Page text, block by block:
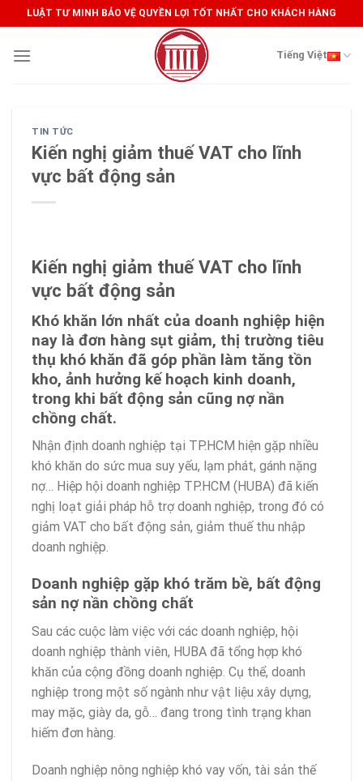
to
content
LUẬT TƯ MINH BẢO VỆ QUYỀN LỢI TỐT NHẤT CHO KHÁCH HÀNG
Tiếng Việt
TIN TỨC
Kiến nghị giảm thuế VAT cho lĩnh
vực bất động sản
Kiến nghị giảm thuế VAT cho lĩnh
vực bất động sản
Khó khăn lớn nhất của doanh nghiệp hiện
nay là đơn hàng sụt giảm, thị trường tiêu
thụ khó khăn đã góp phần làm tăng tồn
kho, ảnh hưởng kế hoạch kinh doanh,
trong khi bất động sản cũng nợ nần
chồng chất.
Nhận định doanh nghiệp tại TP.HCM hiện gặp nhiều
khó khăn do sức mua suy yếu, lạm phát, gánh nặng
nợ… Hiệp hội doanh nghiệp TP.HCM (HUBA) đã kiến
nghị loạt giải pháp hỗ trợ doanh nghiệp, trong đó có
giảm VAT cho bất động sản, giảm thuế thu nhập
doanh nghiệp.
Doanh nghiệp gặp khó trăm bề, bất động
sản nợ nần chồng chất
Sau các cuộc làm việc với các doanh nghiệp, hội
doanh nghiệp thành viên, HUBA đã tổng hợp khó
khăn của cộng đồng doanh nghiệp. Cụ thể, doanh
nghiệp trong một số ngành như vật liệu xây dựng,
may mặc, giày da, gỗ… đang trong tình trạng khan
hiếm đơn hàng.
Doanh nghiệp nông nghiệp khó vay vốn, tài sản thế